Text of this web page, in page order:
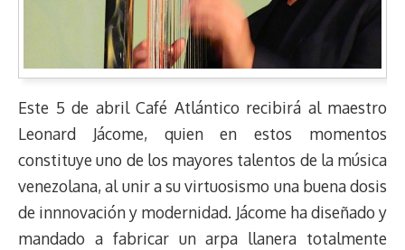
Este 5 de abril Café Atlántico recibirá al maestro
Leonard Jácome, quien en estos momentos
constituye uno de los mayores talentos de la música
venezolana, al unir a su virtuosismo una buena dosis
de innnovación y modernidad. Jácome ha diseñado y
mandado a fabricar un arpa llanera totalmente